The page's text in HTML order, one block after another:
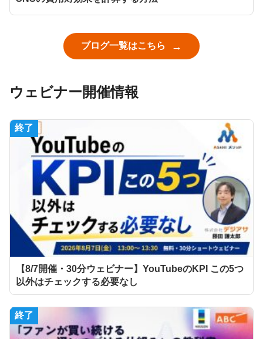
ブログ一覧はこちら
ウェビナー開催情報
終了
【8/7開催・30分ウェビナー】YouTubeのKPI この5つ
以外はチェックする必要なし
終了